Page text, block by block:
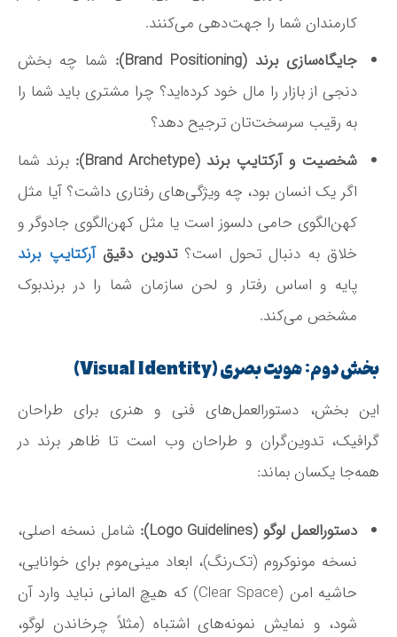
کارمندان شما را جهت‌دهی می‌کنند.
جایگاه‌سازی برند (Brand Positioning):
شما چه بخش
دنجی از بازار را مال خود کرده‌اید؟ چرا مشتری باید شما را
به رقیب سرسخت‌تان ترجیح دهد؟
شخصیت و آرکتایپ برند (Brand Archetype):
برند شما
اگر یک انسان بود، چه ویژگی‌های رفتاری داشت؟ آیا مثل
کهن‌الگوی حامی دلسوز است یا مثل کهن‌الگوی جادوگر و
خلاق به دنبال تحول است؟ تدوین دقیقآرکتایپ برند
پایه و اساس رفتار و لحن سازمان شما را در برندبوک
مشخص می‌کند.
بخش دوم: هویت بصری (Visual Identity)
این بخش، دستورالعمل‌های فنی و هنری برای طراحان
گرافیک، تدوین‌گران و طراحان وب است تا ظاهر برند در
همه‌جا یکسان بماند:
دستورالعمل لوگو (Logo Guidelines):
شامل نسخه اصلی،
نسخه مونوکروم (تک‌رنگ)، ابعاد مینی‌موم برای خوانایی،
حاشیه امن (Clear Space) که هیچ المانی نباید وارد آن
شود، و نمایش نمونه‌های اشتباه (مثلاً چرخاندن لوگو،